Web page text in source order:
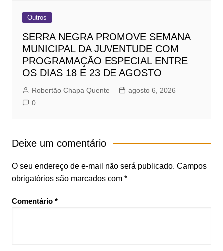
Outros
SERRA NEGRA PROMOVE SEMANA
MUNICIPAL DA JUVENTUDE COM
PROGRAMAÇÃO ESPECIAL ENTRE
OS DIAS 18 E 23 DE AGOSTO
Robertão Chapa Quente
agosto 6, 2026
0
Deixe um comentário
O seu endereço de e-mail não será publicado. Campos
obrigatórios são marcados com *
Comentário *